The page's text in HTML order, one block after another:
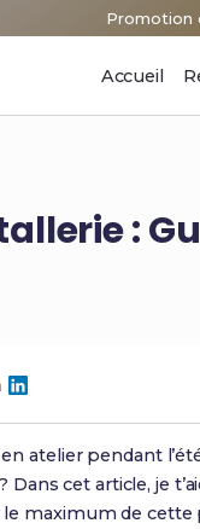
Accueil
:
en atelier pendant
cet article, je
le maximum de cette